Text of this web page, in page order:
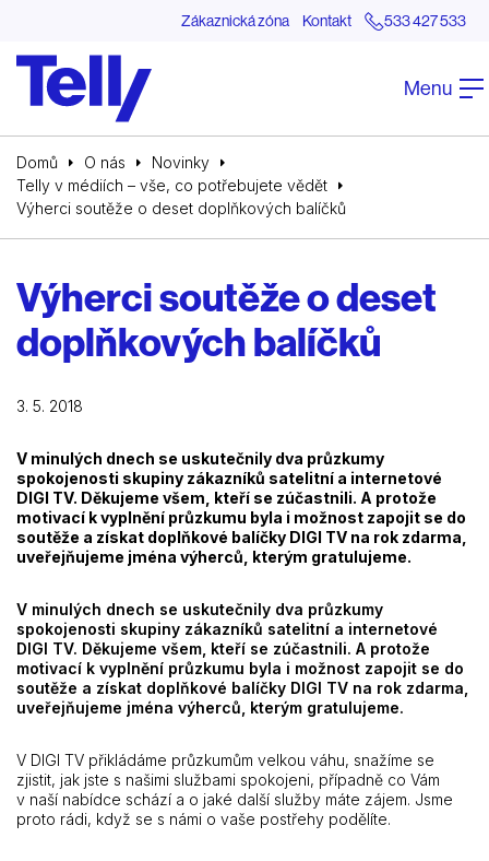
Zákaznická zóna Kontakt 533 427 533
Menu
Domů O nás
Novinky
Telly v médiích – vše, co potřebujete vědět
Výherci soutěže o deset doplňkových balíčků
Výherci soutěže o deset
doplňkových balíčků
3. 5. 2018
V minulých dnech se uskutečnily dva průzkumy
spokojenosti skupiny zákazníků satelitní a internetové
DIGI TV. Děkujeme všem, kteří se zúčastnili. A protože
motivací k vyplnění průzkumu byla i možnost zapojit se do
soutěže a získat doplňkové balíčky DIGI TV na rok zdarma,
uveřejňujeme jména výherců, kterým gratulujeme.
V minulých dnech se uskutečnily dva průzkumy
spokojenosti skupiny zákazníků satelitní a internetové
DIGI TV. Děkujeme všem, kteří se zúčastnili. A protože
motivací k vyplnění průzkumu byla i možnost zapojit se do
soutěže a získat doplňkové balíčky DIGI TV na rok zdarma,
uveřejňujeme jména výherců, kterým gratulujeme.
V DIGI TV přikládáme průzkumům velkou váhu, snažíme se
zjistit, jak jste s našimi službami spokojeni, případně co Vám
v naší nabídce schází a o jaké další služby máte zájem. Jsme
proto rádi, když se s námi o vaše postřehy podělíte.